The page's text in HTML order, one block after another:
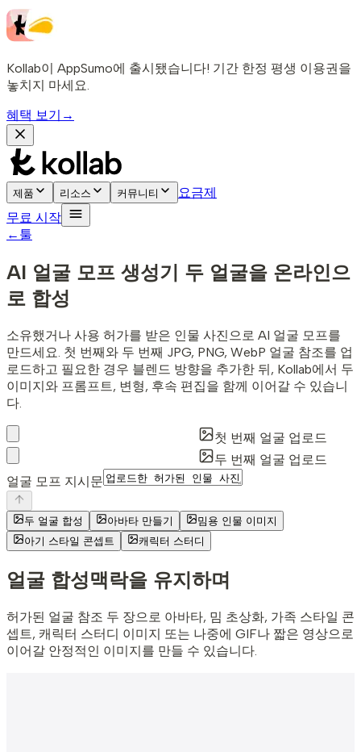
Kollab이 AppSumo에 출시됐습니다! 기간 한정 평생 이용권을
놓치지 마세요.
혜택 보기 →
제품 리소스 커뮤니티
요금제
무료 시작
← 툴
AI 얼굴 모프 생성기
두 얼굴을 온라인으
로 합성
소유했거나 사용 허가를 받은 인물 사진으로 AI 얼굴 모프를
만드세요. 첫 번째와 두 번째 JPG, PNG, WebP 얼굴 참조를 업
로드하고 필요한 경우 블렌드 방향을 추가한 뒤, Kollab에서 두
이미지와 프롬프트, 변형, 후속 편집을 함께 이어갈 수 있습니
다.
첫 번째 얼굴 업로드
두 번째 얼굴 업로드
얼굴 모프 지시문
두 얼굴 합성 아바타 만들기
밈용 인물 이미지
아기 스타일 콘셉트
캐릭터 스터디
얼굴 합성맥락을 유지하며
허가된 얼굴 참조 두 장으로 아바타, 밈 초상화, 가족 스타일 콘
셉트, 캐릭터 스터디 이미지 또는 나중에 GIF나 짧은 영상으로
이어갈 안정적인 이미지를 만들 수 있습니다.